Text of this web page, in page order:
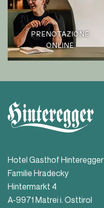
prenotazione
online
Hotel Gasthof Hinteregger
Familie Hradecky
Hintermarkt 4
A-9971 Matrei i. Osttirol